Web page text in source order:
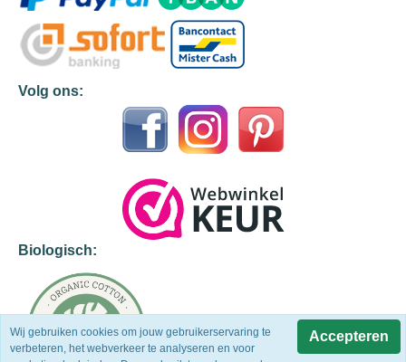
Volg ons:
Biologisch:
Wij gebruiken cookies om jouw gebruikerservaring te
verbeteren, het webverkeer te analyseren en voor
Accepteren